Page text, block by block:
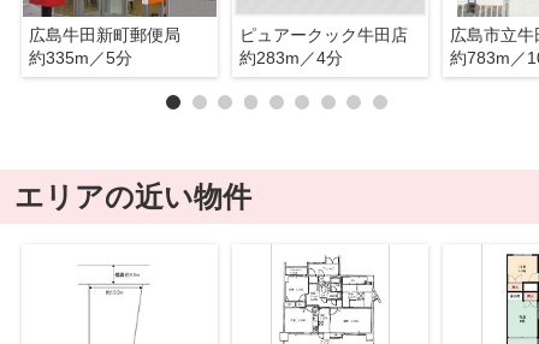
広島牛田新町郵便局
約335m／5分
ピュアークック牛田店
約283m／4分
広島市立牛
約783m／
エリアの近い物件